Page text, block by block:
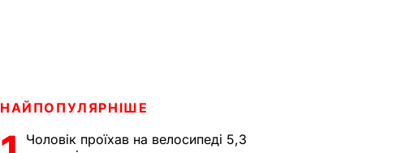
НАЙПОПУЛЯРНІШЕ
Чоловік проїхав на велосипеді 5,3